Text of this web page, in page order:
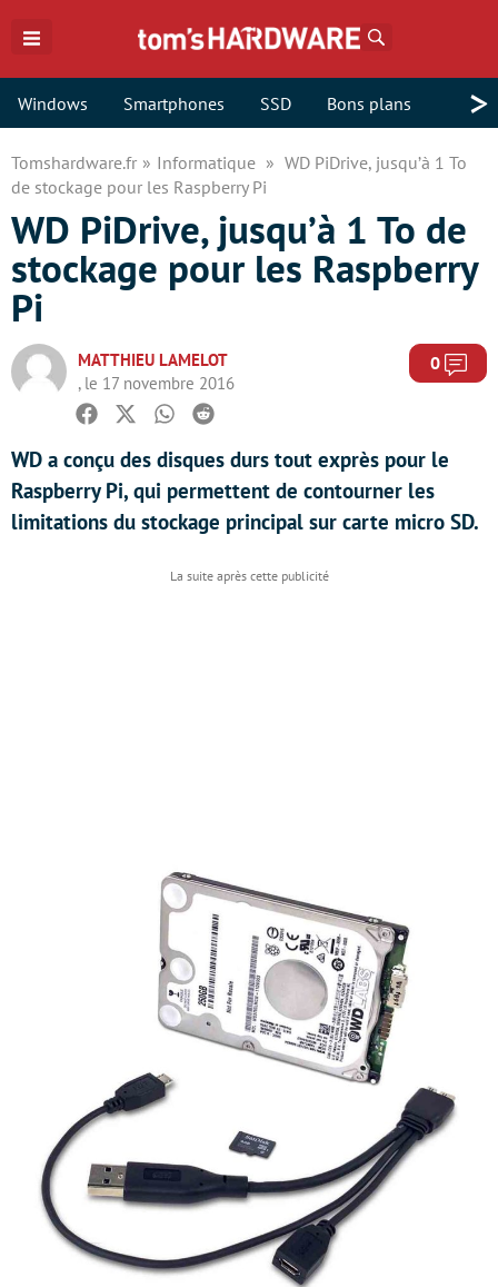
Windows Smartphones SSD Bons plans >
Tomshardware.fr Informatique
WD PiDrive, jusqu’à 1 To
de stockage pour les Raspberry Pi
WD PiDrive, jusqu’à 1 To de
stockage pour les Raspberry
Pi
MATTHIEU LAMELOT
, le 17 novembre 2016
0
Facebook
TwitterWhatsapp
Reddit
WD a conçu des disques durs tout exprès pour le
Raspberry Pi, qui permettent de contourner les
limitations du stockage principal sur carte micro SD.